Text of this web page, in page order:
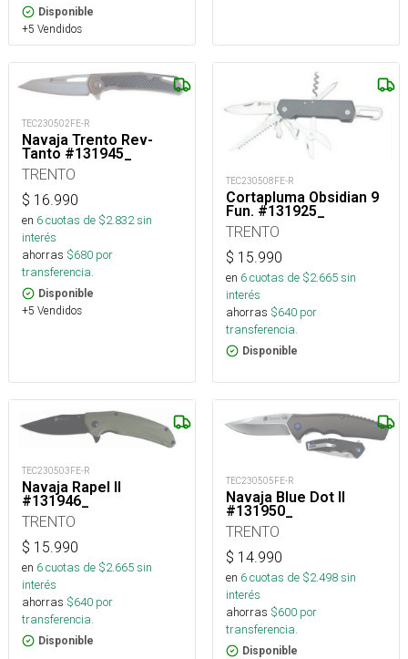
Disponible
+5 Vendidos
TEC230502FE-R
Navaja Trento Rev-
Tanto #131945_
TRENTO
$ 16.990
en 6cuotas de $2.832sin
interés
ahorras $680 por
transferencia.
Disponible
+5 Vendidos
TEC230508FE-R
Cortapluma Obsidian 9
Fun. #131925_
TRENTO
$ 15.990
en 6cuotas de $2.665sin
interés
ahorras $640 por
transferencia.
Disponible
TEC230503FE-R
Navaja Rapel II
#131946_
TRENTO
$ 15.990
en 6cuotas de $2.665sin
interés
ahorras $640 por
transferencia.
Disponible
TEC230505FE-R
Navaja Blue Dot II
#131950_
TRENTO
$ 14.990
en 6cuotas de $2.498sin
interés
ahorras $600 por
transferencia.
Disponible